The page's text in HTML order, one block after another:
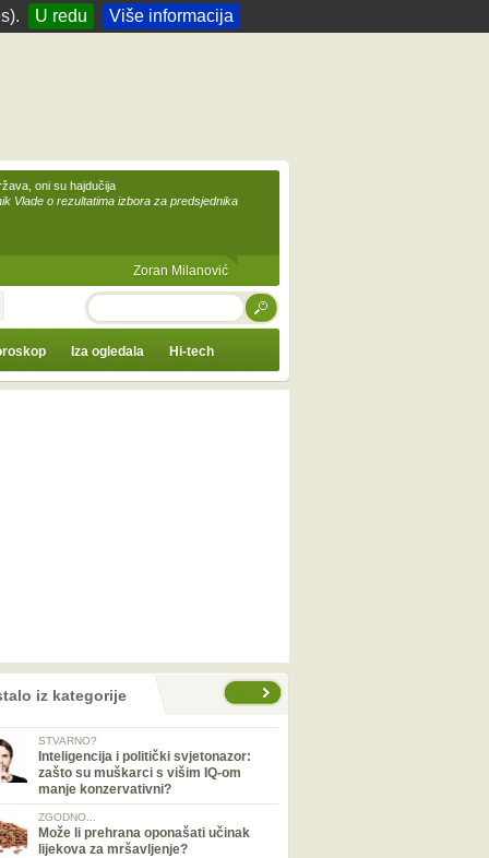
U redu Više informacija
oni su hajdučija
Vlade o rezultatima izbora za predsjednika
Zoran Milanović
TRAŽI
Iza ogledala Hi-tech
iz kategorije
STVARNO?
Inteligencija i politički svjetonazor:
zašto su muškarci s višim IQ-om
manje konzervativni?
ZGODNO...
Može li prehrana oponašati učinak
lijekova za mršavljenje?